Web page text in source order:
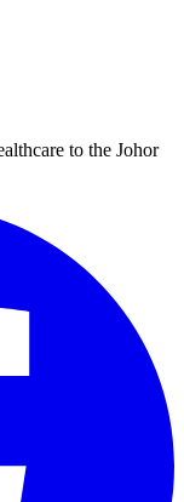
to the Johor